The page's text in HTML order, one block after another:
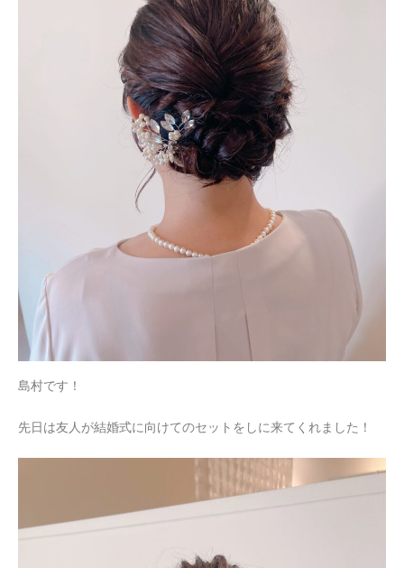
島村です！
先日は友人が結婚式に向けてのセットをしに来てくれました！